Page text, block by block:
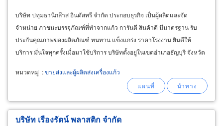
บริษัท ปทุมธานีกล๊าส อินดัสทรี จำกัด ประกอบธุรกิจ เป็นผู้ผลิตและจัด
จำหน่าย ภาชนะบรรจุภัณฑ์ที่ทำจากแก้ว การันตี สินค้าดี มีมาตรฐาน รับ
ประกันคุณภาพของผลิตภัณฑ์ ทนทาน แข็งแกร่ง ราคาโรงงาน ยินดีให้
บริการ มั่นใจทุกครั้งเมื่อมาใช้บริการ บริษัทตั้งอยู่ในเขตอำเภอธัญบุรี จังหวัด
หมวดหมู่ :ขายส่งและผู้ผลิตส่งเครื่องแก้ว
บริษัท เรืองรัตน์ พลาสติก จำกัด